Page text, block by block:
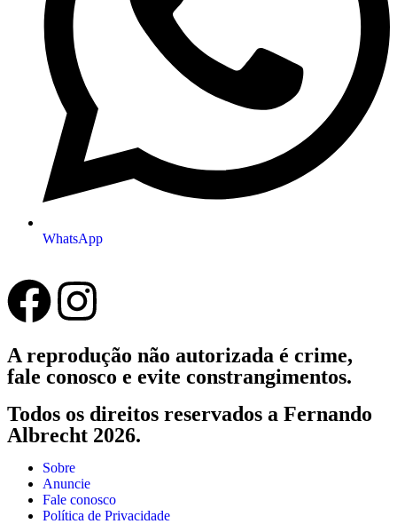
WhatsApp
A reprodução não autorizada é crime,
fale conosco e evite constrangimentos.
Todos os direitos reservados a Fernando
Albrecht 2026.
Sobre
Anuncie
Fale conosco
Política de Privacidade